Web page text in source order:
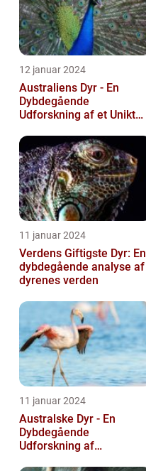
12 januar 2024
Australiens Dyr - En
Dybdegående
Udforskning af et Unikt
11 januar 2024
Verdens Giftigste Dyr: En
dybdegående analyse af
dyrenes verden
11 januar 2024
Australske Dyr - En
Dybdegående
Udforskning af